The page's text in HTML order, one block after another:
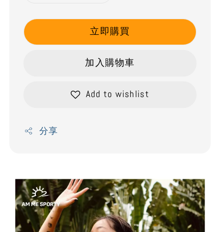
立即購買
加入購物車
Add to wishlist
分享